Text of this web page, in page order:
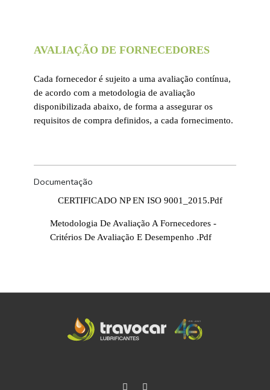
AVALIAÇÃO DE FORNECEDORES
Cada fornecedor é sujeito a uma avaliação contínua,
de acordo com a metodologia de avaliação
disponibilizada abaixo, de forma a assegurar os
requisitos de compra definidos, a cada fornecimento.
Documentação
CERTIFICADO NP EN ISO 9001_2015.pdf
Metodologia De Avaliação A Fornecedores -
Critérios De Avaliação E Desempenho .pdf